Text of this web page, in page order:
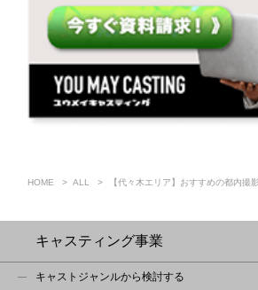
HOME ALL 【代々木エリア】おすすめの都内撮
キャスティング事業
キャストジャンルから検討する